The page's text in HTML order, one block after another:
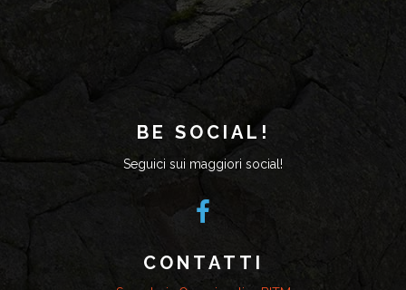
BE SOCIAL!
Seguici sui maggiori social!
CONTATTI